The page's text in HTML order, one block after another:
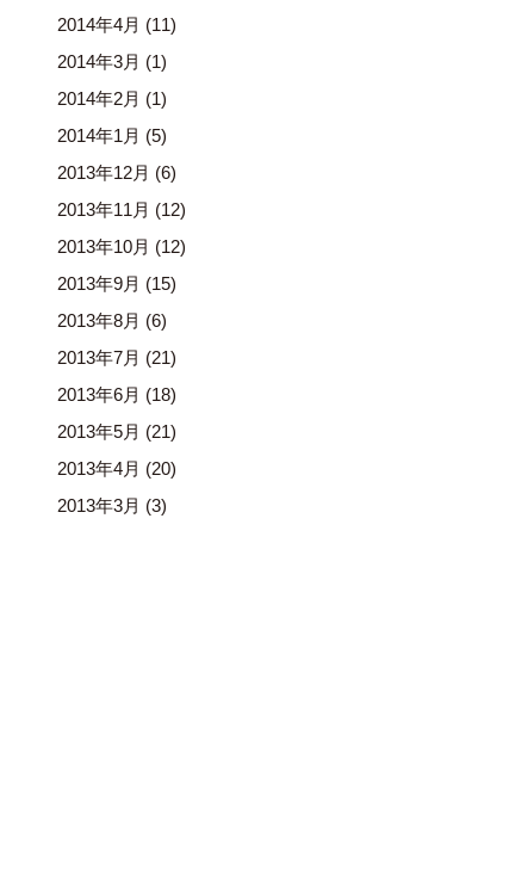
2014年4月 (11)
2014年3月 (1)
2014年2月 (1)
2014年1月 (5)
2013年12月 (6)
2013年11月 (12)
2013年10月 (12)
2013年9月 (15)
2013年8月 (6)
2013年7月 (21)
2013年6月 (18)
2013年5月 (21)
2013年4月 (20)
2013年3月 (3)